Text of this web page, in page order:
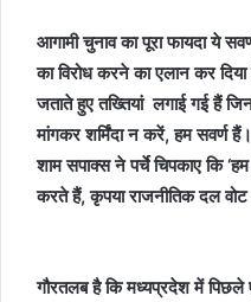
आगामी चुनाव का पूरा फायदा ये
का विरोध करने का एलान कर
जताते हुए तख्तियां लगाई गई हैं जिन
मांगकर शर्मिंदा न करें, हम सवर्ण
शाम सपाक्स ने पर्चे चिपकाए कि
करते हैं, कृपया राजनीतिक दल वोट
गौरतलब है कि मध्यप्रदेश में